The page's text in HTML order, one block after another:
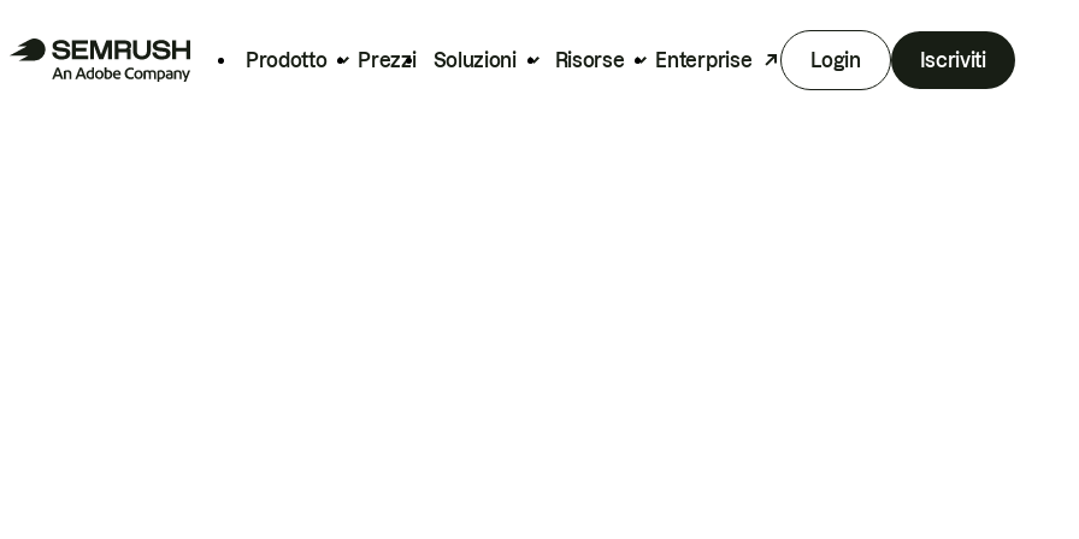
Prodotto Prezzi Soluzioni Risorse Enterprise Login Iscriviti